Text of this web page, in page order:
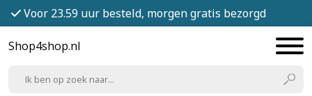
Voor 23.59 uur besteld, morgen gratis bezorgd
Shop4shop.nl